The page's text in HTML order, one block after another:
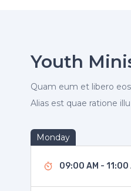
Youth
Quam eum et libero
Alias est quae ratione illu
Monday
09:00 AM - 11:00